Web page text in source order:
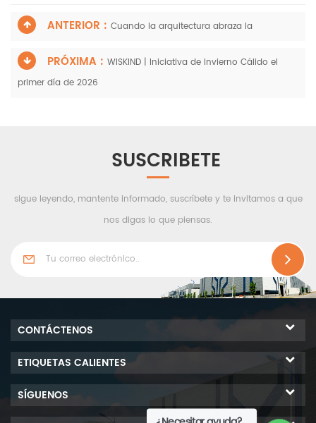
ANTERIOR : Cuando la arquitectura abraza la
PRÓXIMA : WISKIND | Iniciativa de Invierno Cálido el
primer día de 2026
SUSCRIBETE
sigue leyendo, mantente informado, suscríbete y te invitamos a que
nos digas lo que piensas.
CONTÁCTENOS
ETIQUETAS CALIENTES
SÍGUENOS